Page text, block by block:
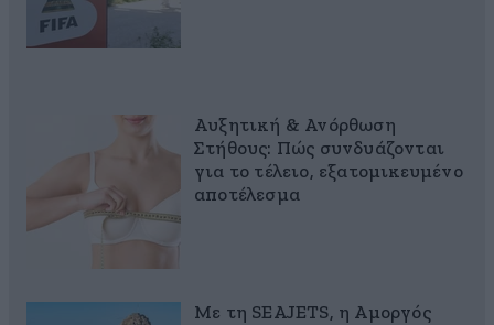
Αυξητική & Ανόρθωση
Στήθους: Πώς συνδυάζονται
για το τέλειο, εξατομικευμένο
αποτέλεσμα
Με τη SEAJETS, η Αμοργός